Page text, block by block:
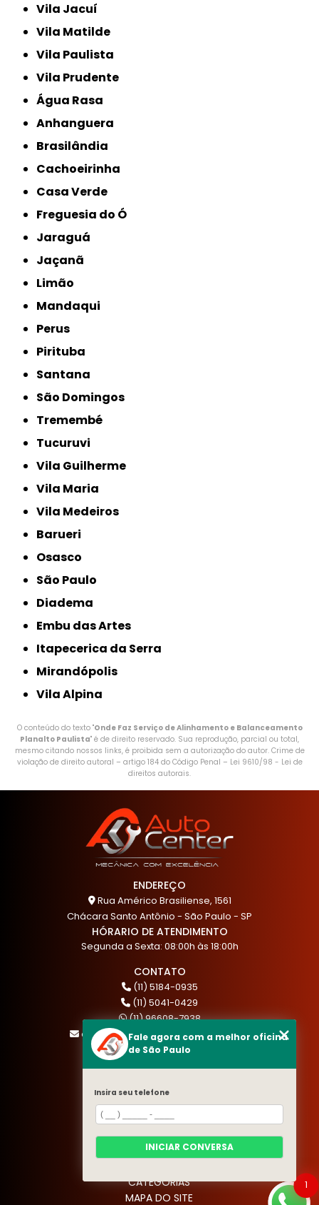
Vila Jacuí
Vila Matilde
Vila Paulista
Vila Prudente
Água Rasa
Anhanguera
Brasilândia
Cachoeirinha
Casa Verde
Freguesia do Ó
Jaraguá
Jaçanã
Limão
Mandaqui
Perus
Pirituba
Santana
São Domingos
Tremembé
Tucuruvi
Vila Guilherme
Vila Maria
Vila Medeiros
Barueri
Osasco
São Paulo
Diadema
Embu das Artes
Itapecerica da Serra
Mirandópolis
Vila Alpina
O conteúdo do texto "Onde Faz Serviço de Alinhamento e Balanceamento
Planalto Paulista" é de direito reservado. Sua reprodução, parcial ou total,
mesmo citando nossos links, é proibida sem a autorização do autor. Crime de
violação de direito autoral – artigo 184 do Código Penal – Lei 9610/98 - Lei de
direitos autorais.
ENDEREÇO
Rua Américo Brasiliense, 1561
Chácara Santo Antônio - São Paulo - SP
HÓRARIO DE ATENDIMENTO
Segunda a Sexta: 08:00h às 18:00h
CONTATO
(11) 5184-0935
(11) 5041-0429
(11) 96608-7938
atendimento@akautocenter.com.br
MENU
HOME
QUEM SOMOS
SERVIÇOS
BLOG
CATEGORIAS
MAPA DO SITE
1
Fale agora com a melhor oficina
de São Paulo
Insira seu telefone
INICIAR CONVERSA